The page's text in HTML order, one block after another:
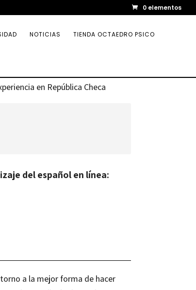
0 elementos
NOTICIAS TIENDA OCTAEDRO PSICO
en República Checa
del español en línea:
a la mejor forma de hacer